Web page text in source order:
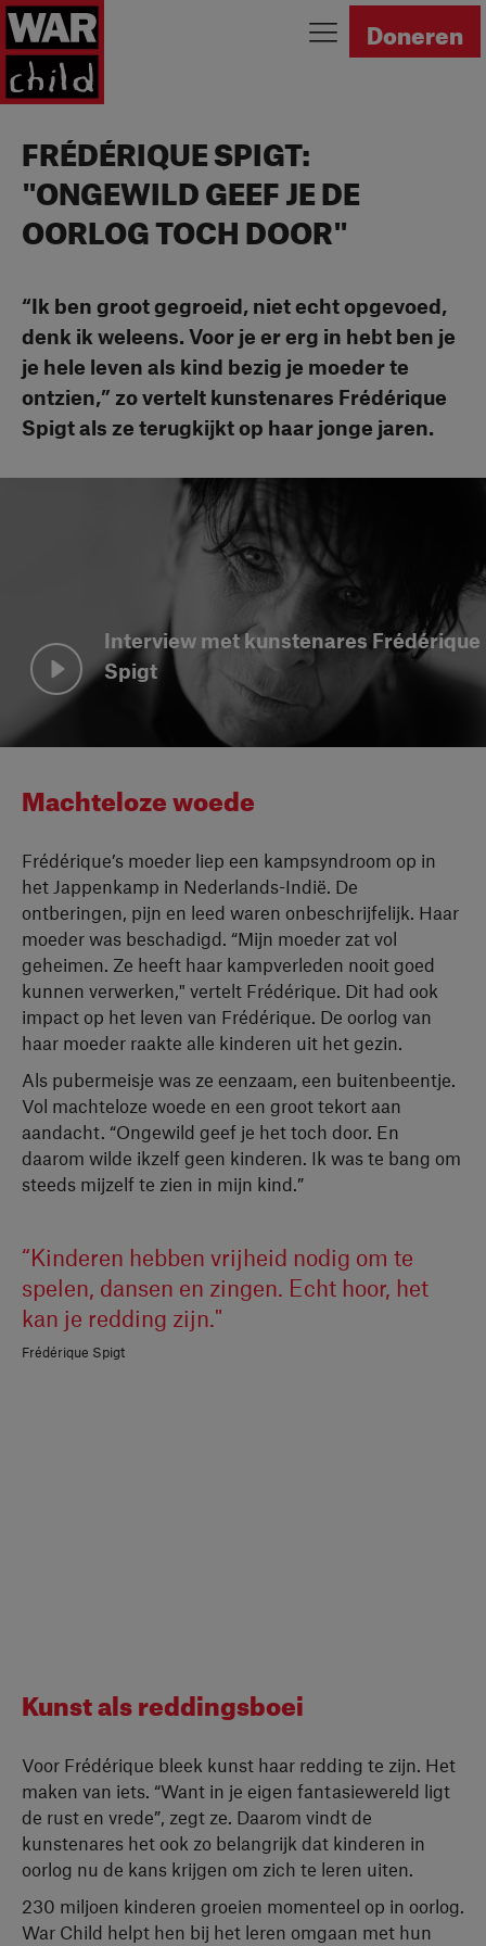
Ga naar homepage Doneren
FRÉDÉRIQUE SPIGT:
"ONGEWILD GEEF JE DE
OORLOG TOCH DOOR"
“Ik ben groot gegroeid, niet echt opgevoed,
denk ik weleens. Voor je er erg in hebt ben je
je hele leven als kind bezig je moeder te
ontzien,” zo vertelt kunstenares Frédérique
Spigt als ze terugkijkt op haar jonge jaren.
Bekijk video
Interview met kunstenares Frédérique
Spigt
Machteloze woede
Frédérique’s moeder liep een kampsyndroom op in
het Jappenkamp in Nederlands-Indië. De
ontberingen, pijn en leed waren onbeschrijfelijk. Haar
moeder was beschadigd. “Mijn moeder zat vol
geheimen. Ze heeft haar kampverleden nooit goed
kunnen verwerken," vertelt Frédérique. Dit had ook
impact op het leven van Frédérique. De oorlog van
haar moeder raakte alle kinderen uit het gezin.
Als pubermeisje was ze eenzaam, een buitenbeentje.
Vol machteloze woede en een groot tekort aan
aandacht. “Ongewild geef je het toch door. En
daarom wilde ikzelf geen kinderen. Ik was te bang om
steeds mijzelf te zien in mijn kind.”
“Kinderen hebben vrijheid nodig om te
spelen, dansen en zingen. Echt hoor, het
kan je redding zijn."
Frédérique Spigt
Kunst als reddingsboei
Voor Frédérique bleek kunst haar redding te zijn. Het
maken van iets. “Want in je eigen fantasiewereld ligt
de rust en vrede”, zegt ze. Daarom vindt de
kunstenares het ook zo belangrijk dat kinderen in
oorlog nu de kans krijgen om zich te leren uiten.
230 miljoen kinderen groeien momenteel op in oorlog.
War Child helpt hen bij het leren omgaan met hun